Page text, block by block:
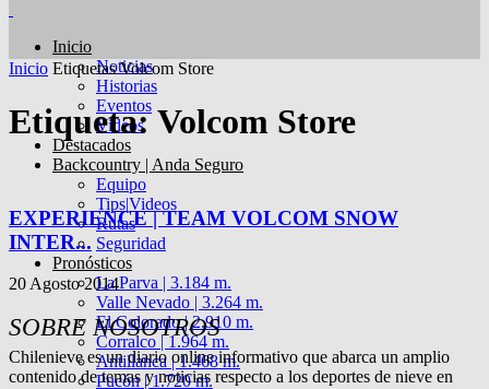
Inicio
Noticias
Historias
Eventos
Videos
Destacados
Backcountry | Anda Seguro
Equipo
Tips|Videos
Rutas
Seguridad
Pronósticos
La Parva | 3.184 m.
Valle Nevado | 3.264 m.
El Colorado | 2.910 m.
Corralco | 1.964 m.
Antillanca | 1.468 m.
Pucón | 1.720 m.
Inicio Etiquetas Volcom Store
Etiqueta: Volcom Store
EXPERIENCE | TEAM VOLCOM SNOW
INTER...
20 Agosto 2014
SOBRE NOSOTROS
Chilenieve es un diario online informativo que abarca un amplio
contenido de temas y noticias respecto a los deportes de nieve en